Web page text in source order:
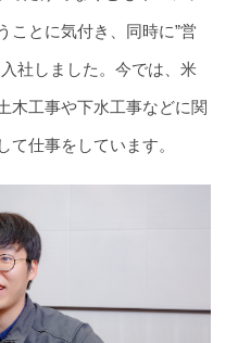
ことに気付き、同時に”営
社しました。今では、米
木工事や下水工事などに関
て仕事をしています。